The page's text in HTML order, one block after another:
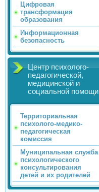
Цифровая
трансформация
образования
Информационная
безопасность
Центр психолого-
педагогической,
медицинской и
социальной помощи
Территориальная
психолого-медико-
педагогическая
комиссия
Муниципальная служба
психологического
консультирования
детей и их родителей